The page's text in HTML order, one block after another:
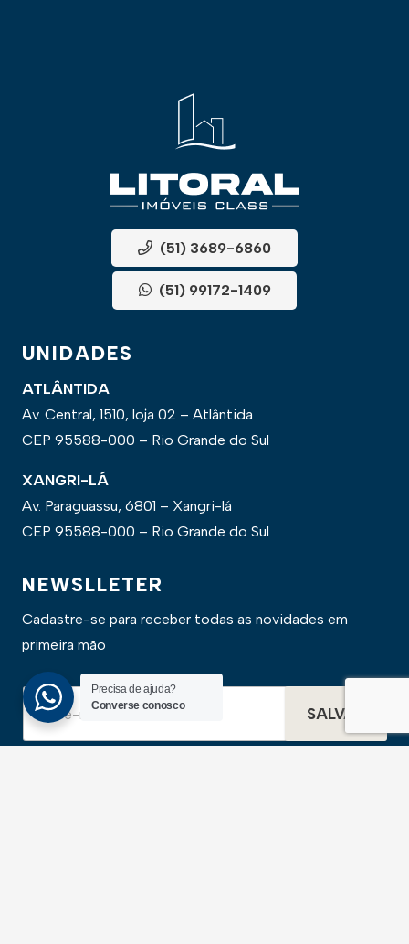
(51) 3689-6860
(51) 99172-1409
UNIDADES
ATLÂNTIDA
Av. Central, 1510, loja 02 – Atlântida
CEP 95588-000 – Rio Grande do Sul
XANGRI-LÁ
Av. Paraguassu, 6801 – Xangri-lá
CEP 95588-000 – Rio Grande do Sul
NEWSLLETER
Cadastre-se para receber todas as novidades em
primeira mão
SALVAR
Precisa de ajuda?
Converse conosco